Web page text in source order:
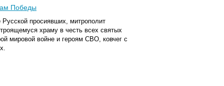
Победы
просиявших, митрополит
храму в честь всех святых
мировой войне и героям СВО, ковчег с